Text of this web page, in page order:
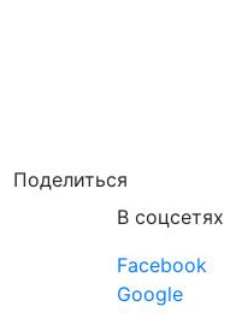
Поделиться
В соцсетях
Facebook
Google